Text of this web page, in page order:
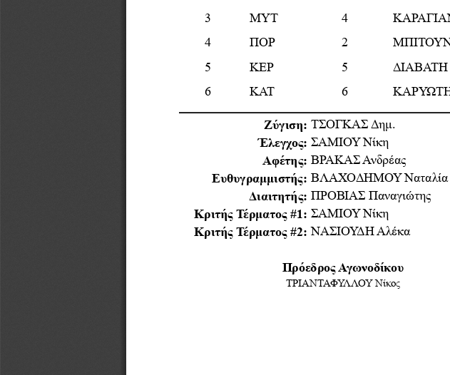
ΜΥΤ 4
3
ΠΟΡ 2
4
ΔΙΑΒΑΤΗ
ΚΕΡ 5
5
ΚΑΤ 6
6
Αφέτης:
Ευθυγραμμιστής:
Διαιτητής:
Κριτής Τέρματος #1:
Κριτής Τέρματος #2:
ΒΛΑΧΟΔΗΜΟΥ Ναταλία
ΒΡΑΚΑΣ Ανδρέας
ΠΡΟΒΙΑΣ Παναγιώτης
ΣΑΜΙΟΥ Νίκη
ΝΑΣΙΟΥΔΗ Αλέκα
Ζύγιση:
Έλεγχος:
ΤΣΟΓΚΑΣ Δημ
ΣΑΜΙΟΥ Νίκη
Πρόεδρος Αγωνοδίκου
ΤΡΙΑΝΤΑΦΥΛΛΟΥ Νίκος